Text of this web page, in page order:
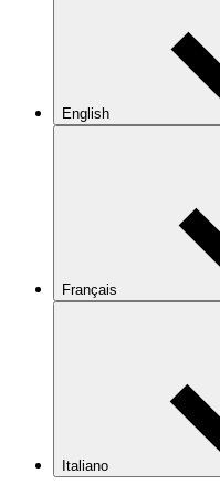
English
Français
Italiano